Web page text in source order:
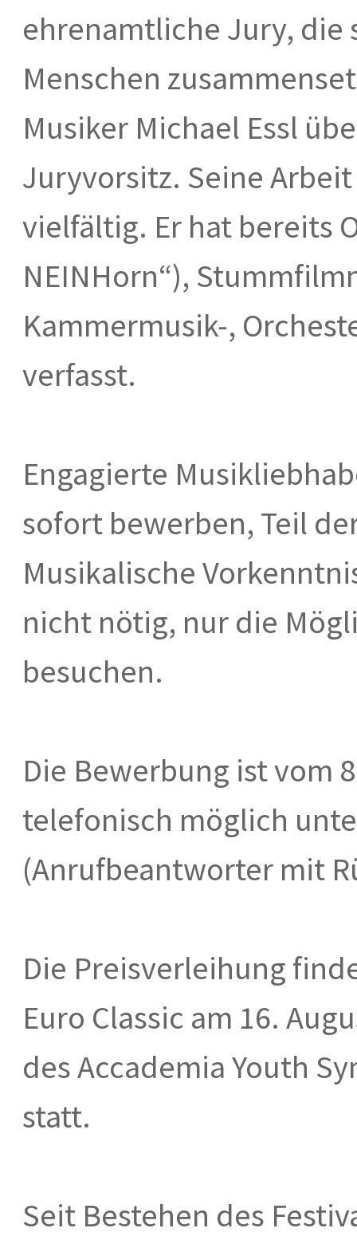
ehrenamtliche Jury, die
Menschen
Musiker Michael Essl
Juryvorsitz. Seine
vielfältig. Er hat bereits
NEINHorn“),
Kammermusik-,
verfasst.
Engagierte
sofort bewerben, Teil
Musikalische
nicht nötig, nur die
besuchen.
Die Bewerbung ist vom
telefonisch möglich
(Anrufbeantworter mit
Die Preisverleihung
Euro Classic am 16.
des Accademia Youth
statt.
Seit Bestehen des